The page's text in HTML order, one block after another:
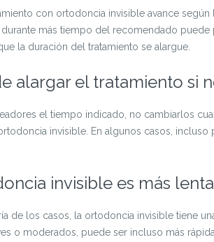
con ortodoncia invisible avance
durante más tiempo del recomendado
la duración del tratamiento se alargue.
alargar el tratamiento si
el tiempo indicado, no cambiarlos
invisible. En algunos casos,
invisible es más
de los casos, la ortodoncia invisible tiene
o moderados, puede ser incluso más